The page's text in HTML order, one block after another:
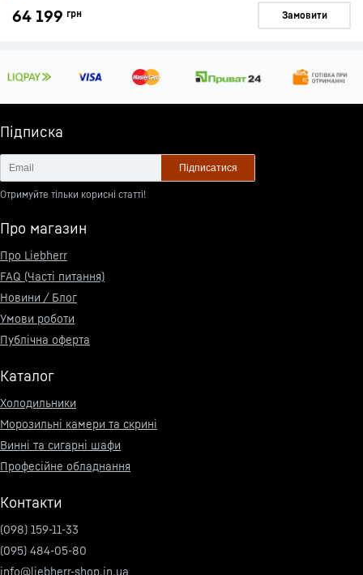
64 199 грн Замовити
Підписка
Підписатися
Отримуйте тільки корисні статті!
Про магазин
Про Liebherr
FAQ (Часті питання)
Новини / Блог
Умови роботи
Публічна оферта
Каталог
Холодильники
Морозильні камери та скрині
Винні та сигарні шафи
Професійне обладнання
Контакти
(098) 159-11-33
(095) 484-05-80
info@liebherr-shop.in.ua